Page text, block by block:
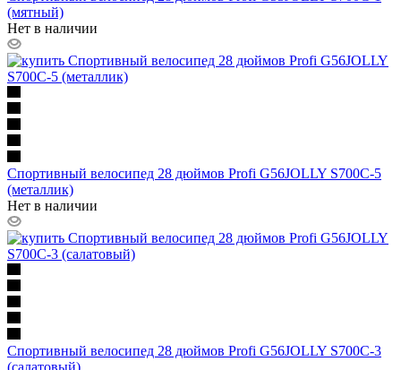
(мятный)
Нет в наличии
Спортивный велосипед 28 дюймов Profi G56JOLLY S700C-5
(металлик)
Нет в наличии
Спортивный велосипед 28 дюймов Profi G56JOLLY S700C-3
(салатовый)